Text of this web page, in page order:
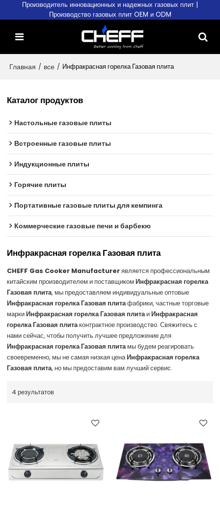
Производитель инновационных и надежных газовых плит |
Производство газовых плит OEM и ODM
Главная / все / Инфракрасная горелка Газовая плита
Каталог продуктов
Настольные газовые плиты
Встроенные газовые плиты
Индукционные плиты
Горячие плиты
Портативные газовые плиты для кемпинга
Коммерческие газовые печи и барбекю
Инфракрасная горелка Газовая плита
CHEFF Gas Cooker Manufacturerявляется профессиональным
китайским производителем и поставщикомИнфракрасная горелка
Газовая плита, мы предоставляем индивидуальные оптовые
Инфракрасная горелка Газовая плитафабрики, частные торговые
маркиИнфракрасная горелка Газовая плитаиИнфракрасная
горелка Газовая плитаконтрактное производство. Свяжитесь с
нами сейчас, чтобы получить лучшее предложение для
Инфракрасная горелка Газовая плитамы будем реагировать
своевременно, мы не самая низкая ценаИнфракрасная горелка
Газовая плита, но мы предоставим вам лучший сервис.
4 результатов